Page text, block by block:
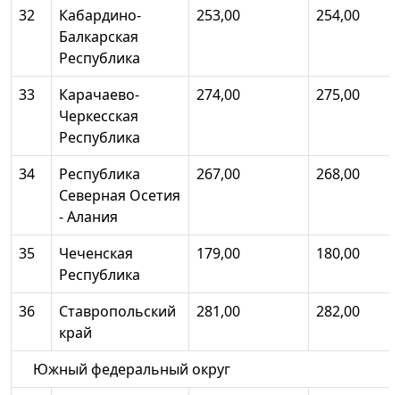
32
Кабардино-
Балкарская
Республика
253,00 254,00
33
Карачаево-
Черкесская
Республика
274,00 275,00
34
Республика
Северная Осетия
- Алания
267,00 268,00
35
Чеченская
Республика
179,00 180,00
36
Ставропольский
край
281,00 282,00
Южный федеральный округ